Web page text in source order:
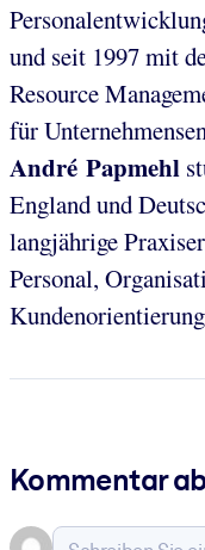
und seit 1997 mit
Resource
für
André Papmehl
England und
langjährige
Personal,
Kommentar